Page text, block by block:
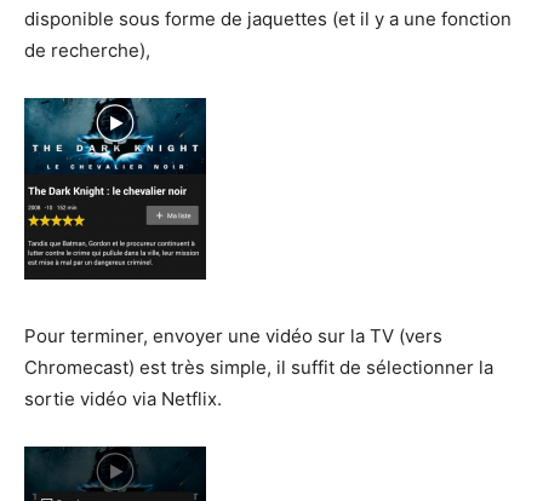
disponible sous forme de jaquettes (et il y a une fonction
de recherche),
Pour terminer, envoyer une vidéo sur la TV (vers
Chromecast) est très simple, il suffit de sélectionner la
sortie vidéo via Netflix.